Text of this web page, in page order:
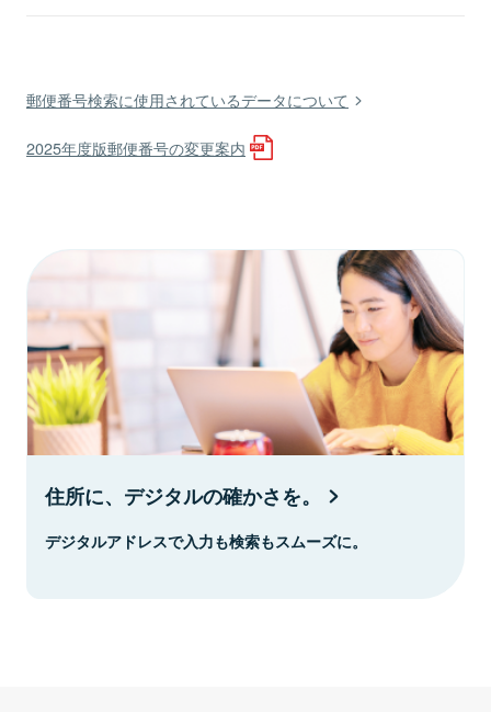
郵便番号検索に使用されているデータについて
2025年度版郵便番号の変更案内
住所に、デジタルの確かさを。
デジタルアドレスで入力も検索もスムーズに。